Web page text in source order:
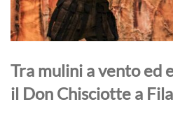
Tra mulini a vento ed
il Don Chisciotte a